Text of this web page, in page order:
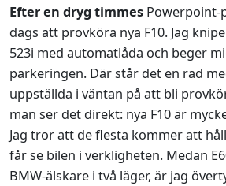
Efter en dryg timmes Powerpoint-
dags att provköra nya F10. Jag
523i med automatlåda och beger
parkeringen. Där står det en rad
uppställda i väntan på att bli
man ser det direkt: nya F10 är
Jag tror att de flesta kommer att
får se bilen i verkligheten. Medan
BMW-älskare i två läger, är jag